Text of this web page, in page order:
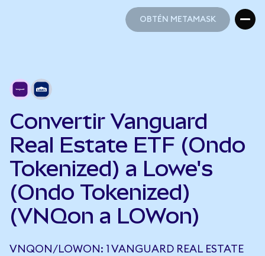
OBTÉN METAMASK
Convertir Vanguard
Real Estate ETF (Ondo
Tokenized) a Lowe's
(Ondo Tokenized)
(VNQon a LOWon)
VNQON/LOWON: 1 VANGUARD REAL ESTATE